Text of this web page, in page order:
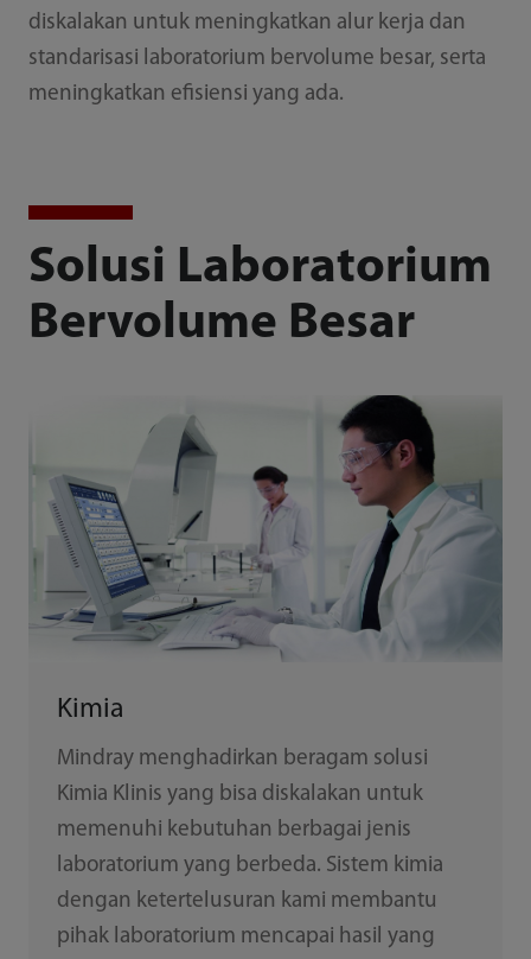
diskalakan untuk meningkatkan alur kerja dan
standarisasi laboratorium bervolume besar, serta
meningkatkan efisiensi yang ada.
Solusi Laboratorium
Bervolume Besar
Kimia
Mindray menghadirkan beragam solusi
Kimia Klinis yang bisa diskalakan untuk
memenuhi kebutuhan berbagai jenis
laboratorium yang berbeda. Sistem kimia
dengan ketertelusuran kami membantu
pihak laboratorium mencapai hasil yang